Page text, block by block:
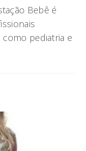
Bebê é
como pediatria e